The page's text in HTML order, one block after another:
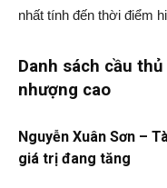
nhất tính đến thời điểm
Danh sách cầu
nhượng cao
Nguyễn Xuân Sơn –
giá trị đang tăng